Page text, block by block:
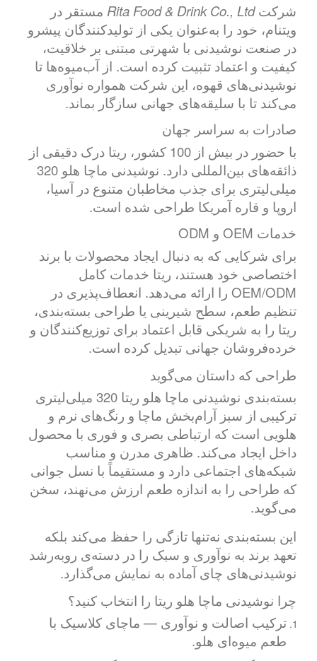
شرکتRita Food & Drink Co., Ltd مستقر در
ویتنام، خود را به‌عنوان یکی از تولیدکنندگان پیشرو
در صنعت نوشیدنی با شهرتی مبتنی بر خلاقیت،
کیفیت و اعتماد تثبیت کرده است. از آب‌میوه‌ها تا
نوشیدنی‌های قهوه، این شرکت همواره نوآوری
می‌کند تا با سلیقه‌های جهانی سازگار بماند.
صادرات به سراسر جهان
با حضور در بیش از 100 کشور، ریتا درک دقیقی از
ذائقه‌های بین‌المللی دارد. نوشیدنی ماچا هلو 320
میلی‌لیتری برای جذب مخاطبان متنوع در آسیا،
اروپا و قاره آمریکا طراحی شده است.
خدمات OEM و ODM
برای شرکایی که به دنبال ایجاد محصولات با برند
اختصاصی خود هستند، ریتا خدمات کامل
OEM/ODM را ارائه می‌دهد. انعطاف‌پذیری در
تنظیم طعم، سطح شیرینی یا طراحی بسته‌بندی،
ریتا را به شریکی قابل اعتماد برای توزیع‌کنندگان و
خرده‌فروشان جهانی تبدیل کرده است.
طراحی که داستان می‌گوید
بسته‌بندی نوشیدنی ماچا هلو ریتا 320 میلی‌لیتری
ترکیبی از سبز آرام‌بخش ماچا و رنگ‌های نرم و
هلویی است که ارتباطی بصری و فوری با محصول
داخل ایجاد می‌کند. ظاهری مدرن و مناسب
شبکه‌های اجتماعی دارد و مستقیماً با نسل جوانی
که طراحی را به اندازه طعم ارزش می‌نهند، سخن
می‌گوید.
این بسته‌بندی نه‌تنها تازگی را حفظ می‌کند بلکه
تعهد برند به نوآوری و سبک را در دسته‌ی رو‌به‌رشد
نوشیدنی‌های چای آماده به نمایش می‌گذارد.
چرا نوشیدنی ماچا هلو ریتا را انتخاب کنید؟
ترکیب اصالت و نوآوری — ماچای کلاسیک با
طعم میوه‌ای هلو.